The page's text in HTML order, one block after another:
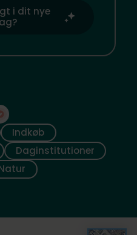
i dit nye
Indkøb
Daginstitutioner